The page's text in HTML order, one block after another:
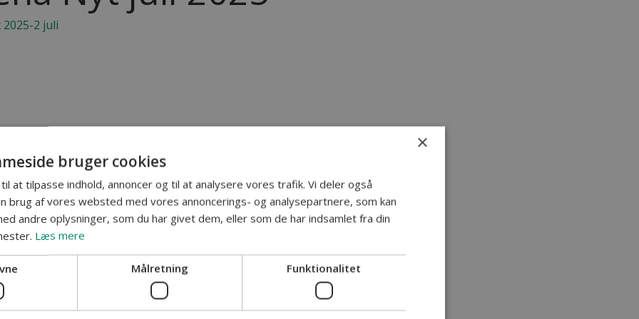
2 juli
×
bruger cookies
at tilpasse indhold, annoncer og til at analysere vores trafik. Vi deler også
brug af vores websted med vores annoncerings- og analysepartnere, som kan
andre oplysninger, som du har givet dem, eller som de har indsamlet fra din
Læs mere
Målretning Funktionalitet